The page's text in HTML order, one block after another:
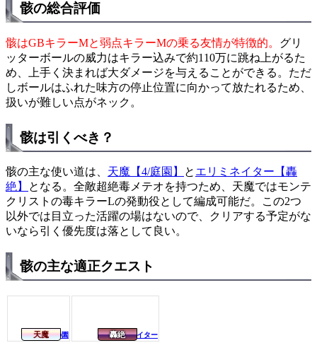
骸の総合評価
骸はGBキラーMと弱点キラーMの乗る友情が特徴的。 グリ
ッターボールの威力はキラー込みで約110万に跳ね上がるた
め、上手く決まれば大ダメージを与えることができる。ただ
しボールはふれた味方の停止位置に向かって放たれるため、
扱いが難しい点がネック。
骸は引くべき？
骸の主な使い道は、 天魔【4/庭園】 と エリミネイター【轟
絶】
となる。全敵超絶毒メテオを持つため、天魔ではモンテ
クリストの毒キラーLの発動役として編成可能だ。この2つ
以外では目立った活躍の場はないので、クリアする予定がな
いなら引く優先度は落として良い。
骸の主な適正クエスト
第4の園
天魔 エリミネイター
轟絶